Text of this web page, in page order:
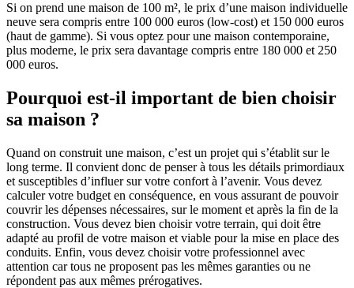
Si on prend une maison de 100 m², le prix d’une maison individuelle
neuve sera compris entre 100 000 euros (low-cost) et 150 000 euros
(haut de gamme). Si vous optez pour une maison contemporaine,
plus moderne, le prix sera davantage compris entre 180 000 et 250
000 euros.
Pourquoi est-il important de bien choisir
sa maison ?
Quand on construit une maison, c’est un projet qui s’établit sur le
long terme. Il convient donc de penser à tous les détails primordiaux
et susceptibles d’influer sur votre confort à l’avenir. Vous devez
calculer votre budget en conséquence, en vous assurant de pouvoir
couvrir les dépenses nécessaires, sur le moment et après la fin de la
construction. Vous devez bien choisir votre terrain, qui doit être
adapté au profil de votre maison et viable pour la mise en place des
conduits. Enfin, vous devez choisir votre professionnel avec
attention car tous ne proposent pas les mêmes garanties ou ne
répondent pas aux mêmes prérogatives.